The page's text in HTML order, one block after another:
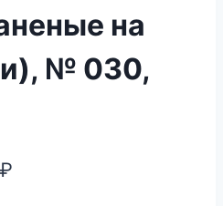
на
№ 030,
₽